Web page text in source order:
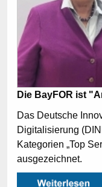
Die BayFOR ist
Das Deutsche
Digitalisierung
Kategorien „Top
ausgezeichnet.